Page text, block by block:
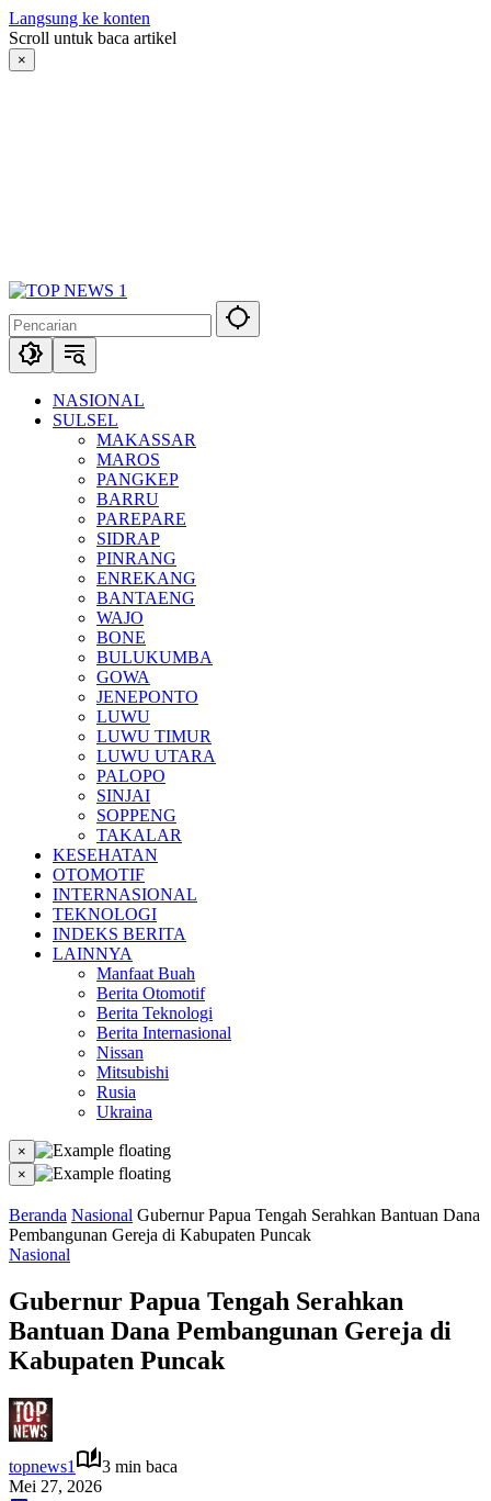
Langsung ke konten
Scroll untuk baca artikel
×
NASIONAL
SULSEL
MAKASSAR
MAROS
PANGKEP
BARRU
PAREPARE
SIDRAP
PINRANG
ENREKANG
BANTAENG
WAJO
BONE
BULUKUMBA
GOWA
JENEPONTO
LUWU
LUWU TIMUR
LUWU UTARA
PALOPO
SINJAI
SOPPENG
TAKALAR
KESEHATAN
OTOMOTIF
INTERNASIONAL
TEKNOLOGI
INDEKS BERITA
LAINNYA
Manfaat Buah
Berita Otomotif
Berita Teknologi
Berita Internasional
Nissan
Mitsubishi
Rusia
Ukraina
×
×
Beranda Nasional Gubernur Papua Tengah Serahkan Bantuan Dana
Pembangunan Gereja di Kabupaten Puncak
Nasional
Gubernur Papua Tengah Serahkan
Bantuan Dana Pembangunan Gereja di
Kabupaten Puncak
topnews1
3 min baca
Mei 27, 2026